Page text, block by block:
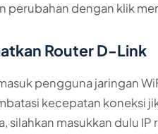
perubahan dengan klik
Router D-Link
pengguna jaringan
kecepatan koneksi
silahkan masukkan dulu IP